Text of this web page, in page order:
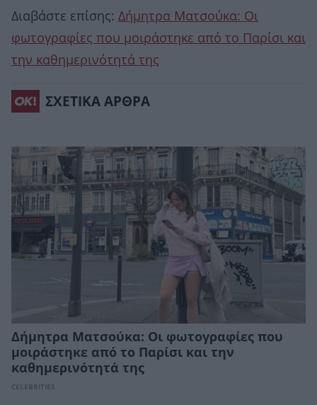
Διαβάστε επίσης: Δήμητρα Ματσούκα: Οι
φωτογραφίες που μοιράστηκε από το Παρίσι και
την καθημερινότητά της
ΣΧΕΤΙΚΑ ΑΡΘΡΑ
Δήμητρα Ματσούκα: Οι φωτογραφίες που
μοιράστηκε από το Παρίσι και την
καθημερινότητά της
CELEBRITIES